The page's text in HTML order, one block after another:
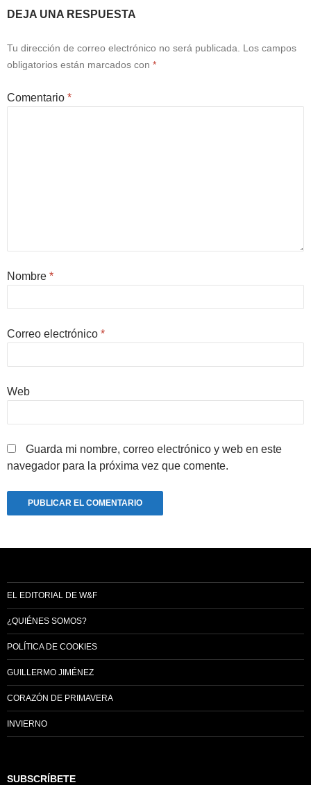
DEJA UNA RESPUESTA
Tu dirección de correo electrónico no será publicada.
Los campos
obligatorios están marcados con *
Comentario *
Nombre *
Correo electrónico *
Web
Guarda mi nombre, correo electrónico y web en este
navegador para la próxima vez que comente.
EL EDITORIAL DE W&F
¿QUIÉNES SOMOS?
POLÍTICA DE COOKIES
GUILLERMO JIMÉNEZ
CORAZÓN DE PRIMAVERA
INVIERNO
SUBSCRÍBETE